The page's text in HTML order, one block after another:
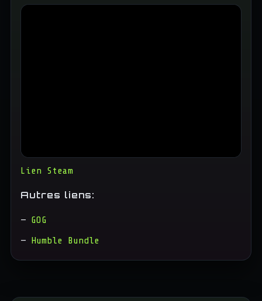
Lien Steam
Autres liens:
— GOG
— Humble Bundle